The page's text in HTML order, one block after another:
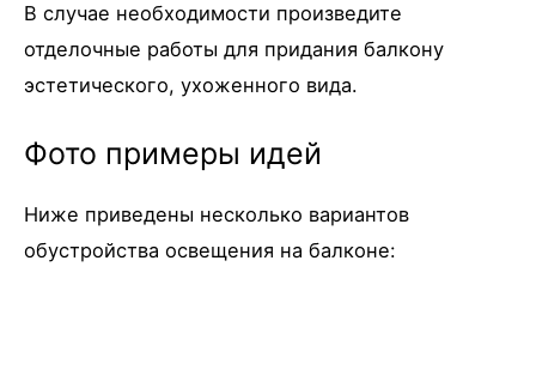
В случае необходимости произведите
отделочные работы для придания балкону
эстетического, ухоженного вида.
Фото примеры идей
Ниже приведены несколько вариантов
обустройства освещения на балконе: